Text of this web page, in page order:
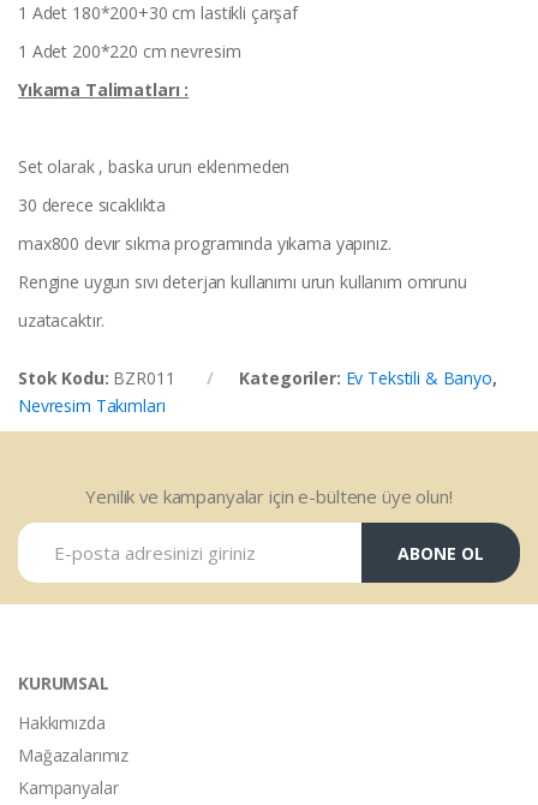
1 Adet 180*200+30 cm lastikli çarşaf
1 Adet 200*220 cm nevresim
Yıkama Talimatları :
Set olarak , baska urun eklenmeden
30 derece sıcaklıkta
max800 devır sıkma programında yıkama yapınız.
Rengine uygun sıvı deterjan kullanımı urun kullanım omrunu
uzatacaktır.
Stok Kodu: BZR011 Kategoriler: Ev Tekstili & Banyo,
Nevresim Takımları
Yenilik ve kampanyalar için e-bültene üye olun!
ABONE OL
KURUMSAL
Hakkımızda
Mağazalarımız
Kampanyalar